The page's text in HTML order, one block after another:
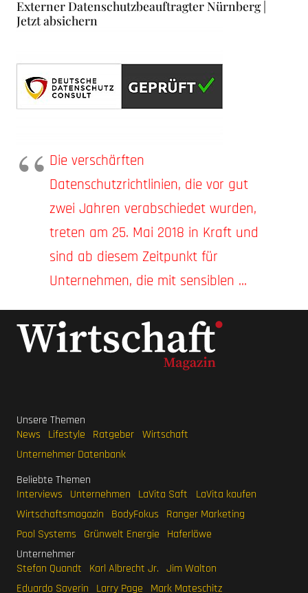
Externer Datenschutzbeauftragter Nürnberg |
Jetzt absichern
Die verschärften
Datenschutzrichtlinien, die vor gut
zwei Jahren verabschiedet wurden,
treten am 25. Mai 2018 in Kraft und
sind ab diesem Zeitpunkt für
Unternehmen, die mit sensiblen ...
Unsere Themen
News
Lifestyle Ratgeber Wirtschaft
Unternehmer Datenbank
Beliebte Themen
Interviews
Unternehmen LaVita Saft
LaVita kaufen
Wirtschaftsmagazin
BodyFokus
Ranger Marketing
Pool Systems
Grünwelt Energie
Haferlöwe
Unternehmer
Stefan Quandt
Karl Albrecht Jr. Jim Walton
Eduardo Saverin
Larry Page Mark Mateschitz